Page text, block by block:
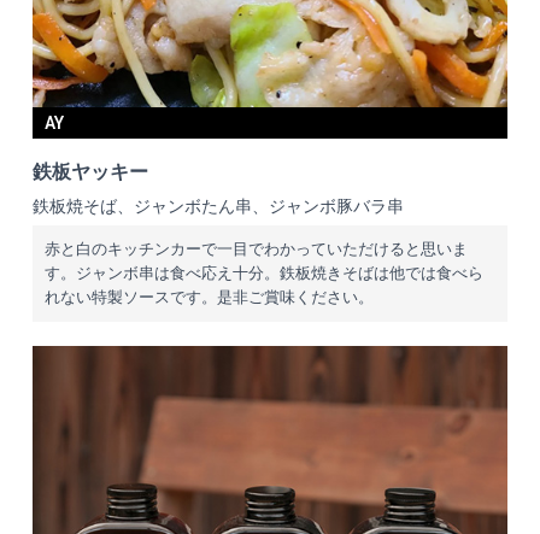
AY
鉄板ヤッキー
鉄板焼そば、ジャンボたん串、ジャンボ豚バラ串
赤と白のキッチンカーで一目でわかっていただけると思いま
す。ジャンボ串は食べ応え十分。鉄板焼きそばは他では食べら
れない特製ソースです。是非ご賞味ください。